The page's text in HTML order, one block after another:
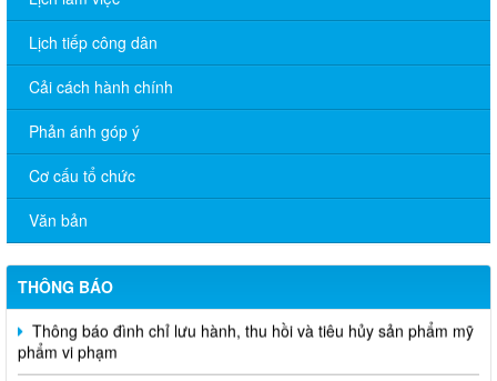
Lịch tiếp công dân
Cải cách hành chính
Phản ánh góp ý
Cơ cấu tổ chức
Văn bản
THÔNG BÁO
THÔNG BÁO NIÊM YẾT CÔNG KHAI ĐỀ ÁN SẮP XẾP, ĐIỀU
CHỈNH, ĐỔI TÊN CÁC ẤP TRÊN ĐỊA BÀN XÃ
THÔNG CÁO BÁO CHÍ Văn bản quy phạm pháp luật do UBND
phẩm vi phạm